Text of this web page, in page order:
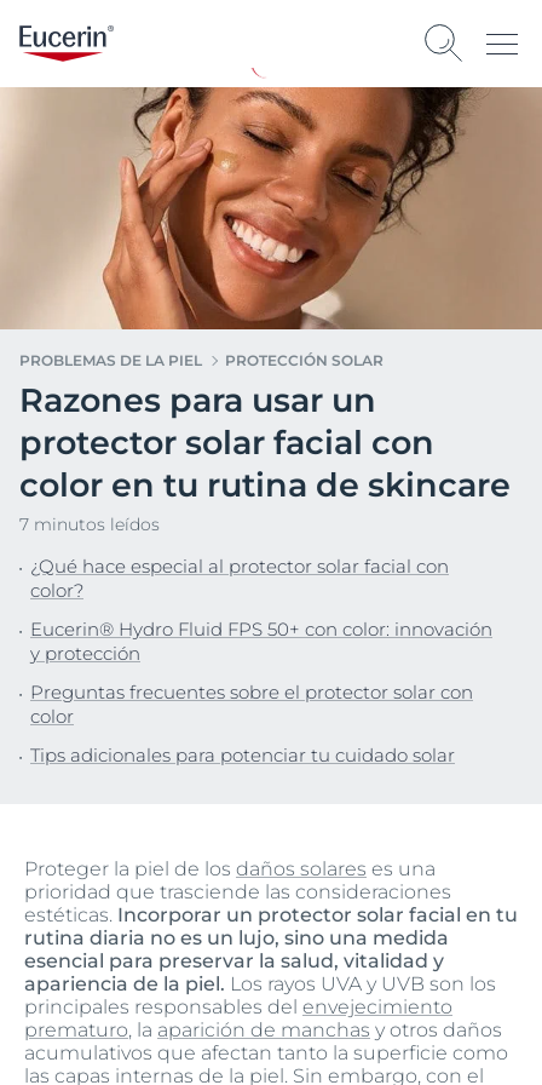
PROBLEMAS DE LA PIEL PROTECCIÓN SOLAR
Razones para usar un
protector solar facial con
color en tu rutina de skincare
7 minutos leídos
¿Qué hace especial al protector solar facial con
color?
Eucerin® Hydro Fluid FPS 50+ con color: innovación
y protección
Preguntas frecuentes sobre el protector solar con
color
Tips adicionales para potenciar tu cuidado solar
Proteger la piel de los daños solares es una
prioridad que trasciende las consideraciones
estéticas. Incorporar un protector solar facial en tu
rutina diaria no es un lujo, sino una medida
esencial para preservar la salud, vitalidad y
apariencia de la piel. Los rayos UVA y UVB son los
principales responsables del envejecimiento
prematuro, la aparición de manchas y otros daños
acumulativos que afectan tanto la superficie como
las capas internas de la piel. Sin embargo, con el